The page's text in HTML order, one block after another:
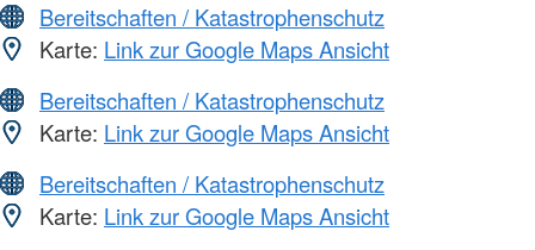
Bereitschaften / Katastrophenschutz
Karte: Link zur Google Maps Ansicht
Bereitschaften / Katastrophenschutz
Karte: Link zur Google Maps Ansicht
Bereitschaften / Katastrophenschutz
Karte: Link zur Google Maps Ansicht